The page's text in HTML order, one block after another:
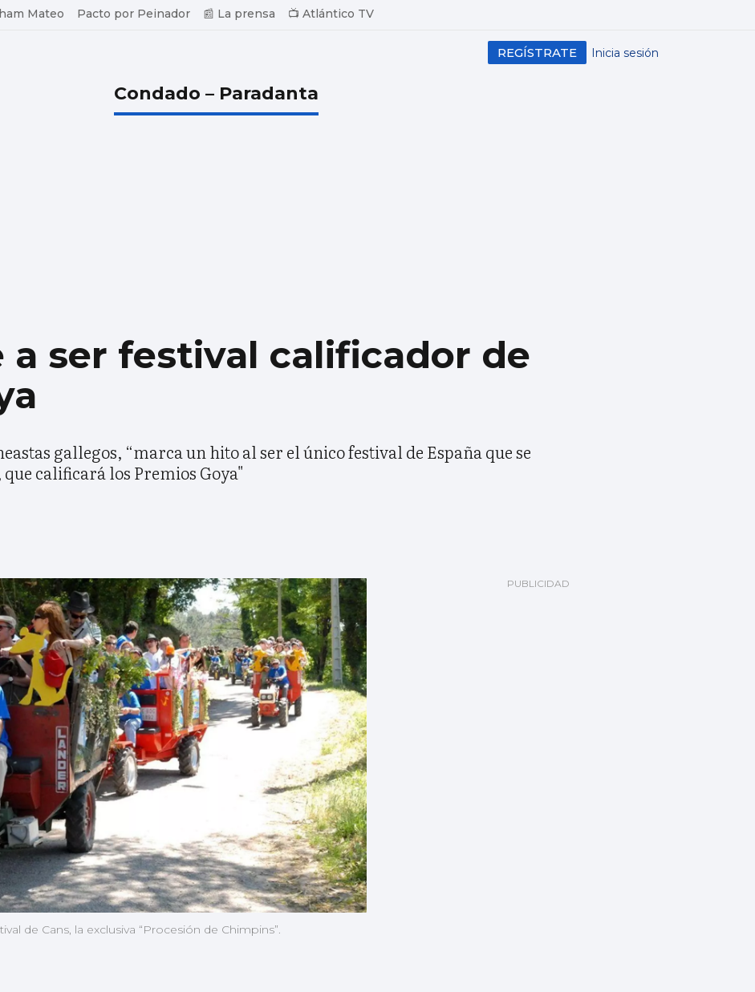
Mateo Pacto por Peinador 📰 La prensa 📺 Atlántico TV
Inicia sesión
REGÍSTRATE
Condado – Paradanta
a ser festival calificador de
gallegos, “marca un hito al ser el único festival de España que se
calificará los Premios Goya"
de Cans, la exclusiva “Procesión de Chimpins”.